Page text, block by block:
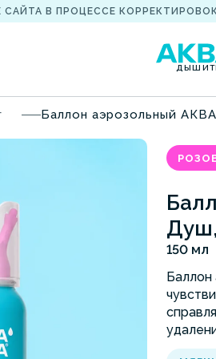
В ПРОЦЕССЕ
Баллон аэрозольный
Душ,
150 мл
Баллон